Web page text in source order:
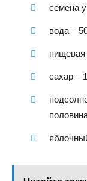
семена
вода –
пищевая
сахар –